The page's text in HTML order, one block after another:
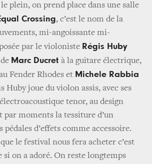
plein, on prend place dans une salle
Crossing, c’est le nom de la
mi-angoissante mi-
par le violoniste Régis Huby
Marc Ducret à la guitare électrique,
Fender Rhodes et Michele Rabbia
Huby joue du violon assis, avec ses
tenor, au design
par moments la tessiture d’un
d’effets comme accessoire.
le festival nous fera acheter c’est
si on a adoré. On reste longtemps